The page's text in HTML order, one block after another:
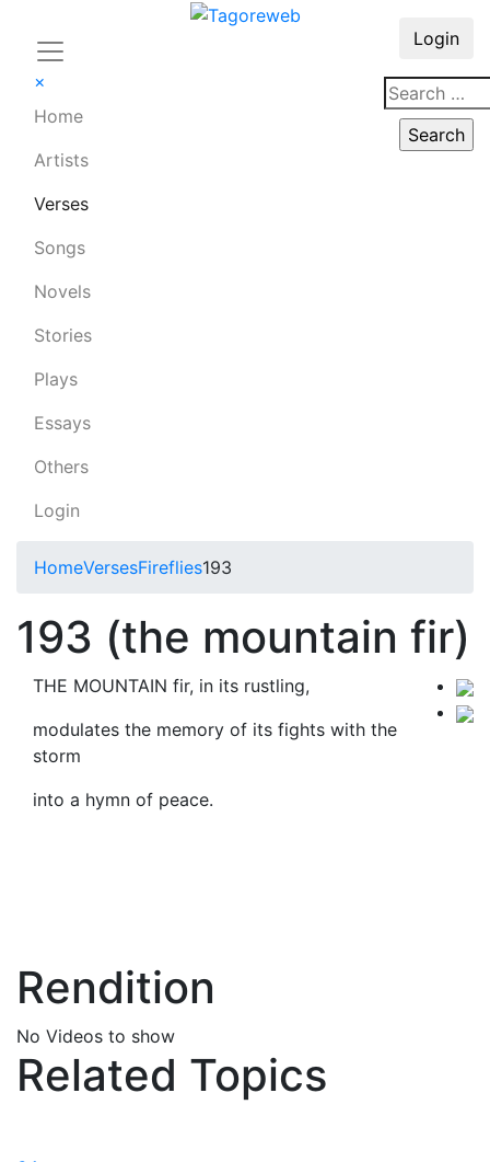
×
Home
Artists
Verses
Songs
Novels
Stories
Plays
Essays
Others
Login
Login
HomeVersesFireflies193
193 (the mountain fir)
THE MOUNTAIN fir, in its rustling,
modulates the memory of its fights with the
storm
into a hymn of peace.
Rendition
No Videos to show
Related Topics